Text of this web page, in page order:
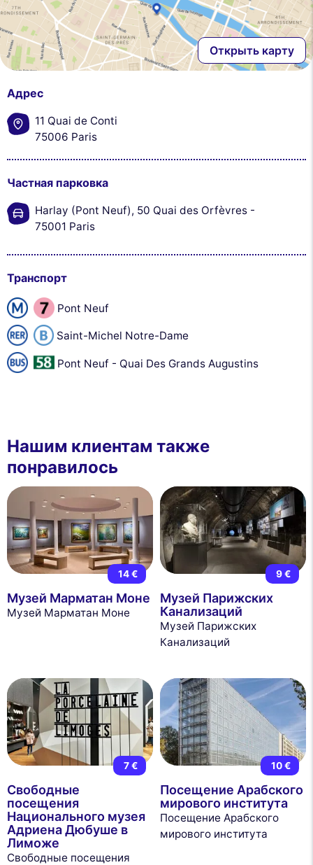
Открыть карту
Адрес
11 Quai de Conti
75006 Paris
Частная парковка
Harlay (Pont Neuf), 50 Quai des Orfèvres -
75001 Paris
Транспорт
Pont Neuf
Saint-Michel Notre-Dame
Pont Neuf - Quai Des Grands Augustins
Нашим клиентам также
понравилось
14 €
Музей Марматан Моне
Музей Марматан Моне
9 €
Музей Парижских
Канализаций
Музей Парижских
Канализаций
7 €
Свободные
посещения
Национального музея
Адриена Дюбуше в
Лиможе
Свободные посещения
10 €
Посещение Арабского
мирового института
Посещение Арабского
мирового института